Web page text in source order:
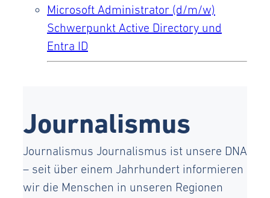
Microsoft Administrator (d/m/w)
Schwerpunkt Active Directory und
Entra ID
Journalismus
Journalismus Journalismus ist unsere DNA
– seit über einem Jahrhundert informieren
wir die Menschen in unseren Regionen